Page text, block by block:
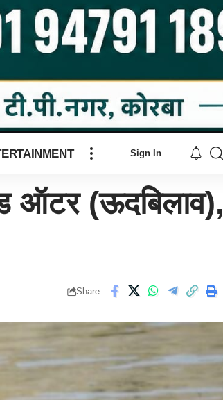
Sign In
ऑटर (ऊदबिलाव),
Share